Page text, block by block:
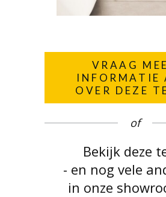
VRAAG
INFORMATIE
OVER DEZE
of
Bekijk deze
- en nog vele
in onze